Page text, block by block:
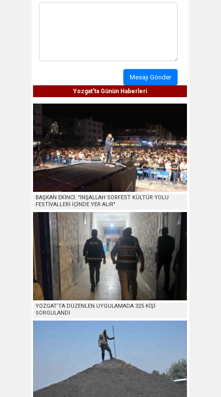
Mesajı Gönder
Yozgat'ta Günün Haberleri
BAŞKAN EKİNCİ: "İNŞALLAH SORFEST KÜLTÜR YOLU
FESTİVALLERİ İÇİNDE YER ALIR"
YOZGAT’TA DÜZENLEN UYGULAMADA 325 KİŞİ
SORGULANDI